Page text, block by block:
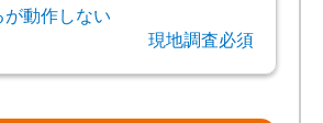
動作しない
現地調査必須